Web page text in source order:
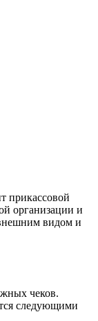
прикассовой
организации и
видом и
чеков.
следующими